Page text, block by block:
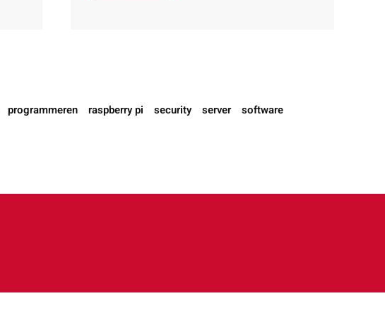
programmeren raspberry pi security server
software